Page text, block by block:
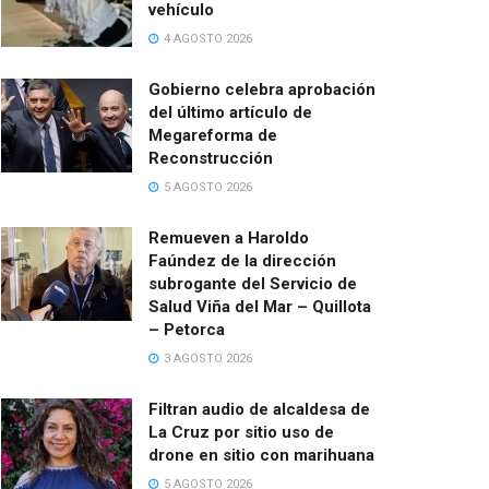
vehículo
4 AGOSTO 2026
Gobierno celebra aprobación
del último artículo de
Megareforma de
Reconstrucción
5 AGOSTO 2026
Remueven a Haroldo
Faúndez de la dirección
subrogante del Servicio de
Salud Viña del Mar – Quillota
– Petorca
3 AGOSTO 2026
Filtran audio de alcaldesa de
La Cruz por sitio uso de
drone en sitio con marihuana
5 AGOSTO 2026